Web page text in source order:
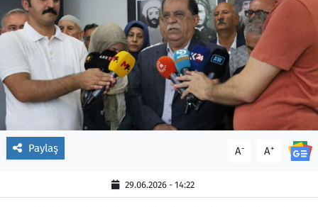
Paylaş A- A+
29.06.2026 - 14:22